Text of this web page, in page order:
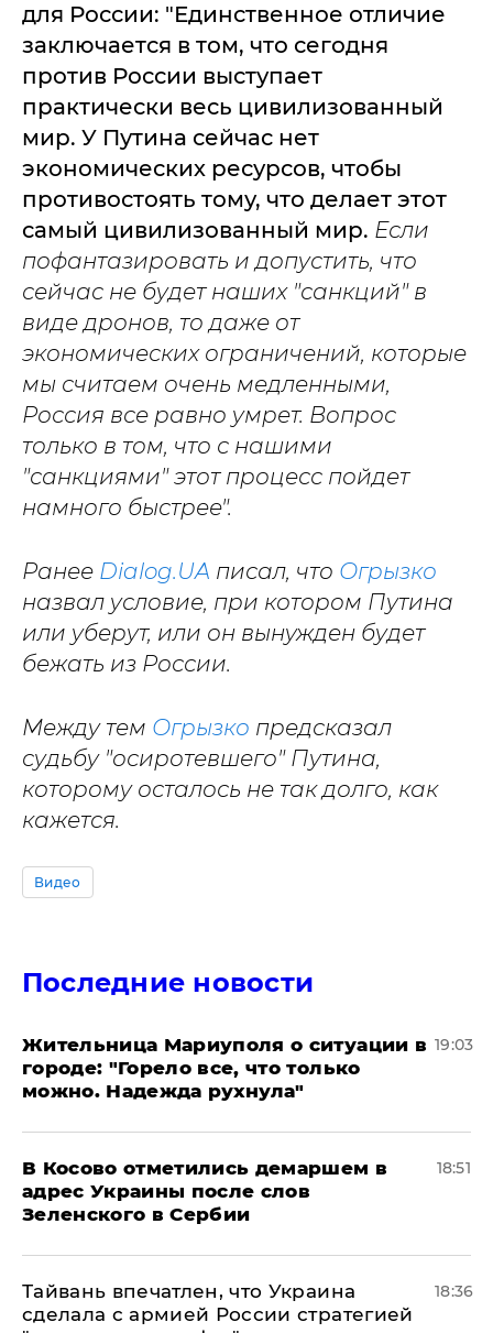
для России: "Единственное отличие
заключается в том, что сегодня
против России выступает
практически весь цивилизованный
мир. У Путина сейчас нет
экономических ресурсов, чтобы
противостоять тому, что делает этот
самый цивилизованный мир. Если
пофантазировать и допустить, что
сейчас не будет наших "санкций" в
виде дронов, то даже от
экономических ограничений, которые
мы считаем очень медленными,
Россия все равно умрет. Вопрос
только в том, что с нашими
"санкциями" этот процесс пойдет
намного быстрее".
Ранее Dialog.UA писал, что Огрызко
назвал условие, при котором Путина
или уберут, или он вынужден будет
бежать из России.
Между тем Огрызко предсказал
судьбу "осиротевшего" Путина,
которому осталось не так долго, как
кажется.
Видео
Последние новости
Жительница Мариуполя о ситуации в
городе: "Горело все, что только
можно. Надежда рухнула"
19:03
В Косово отметились демаршем в
адрес Украины после слов
Зеленского в Сербии
18:51
Тайвань впечатлен, что Украина
сделала с армией России стратегией
18:36